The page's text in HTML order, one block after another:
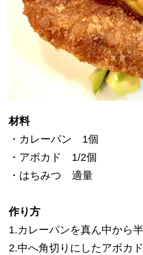
材料
・カレーパン 1個
・アボカド 1/2個
・はちみつ 適量
作り方
1.カレーパンを真ん中から半
2.中へ角切りにしたアボカ